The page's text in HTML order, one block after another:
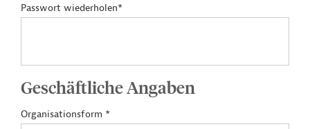
Passwort wiederholen*
Geschäftliche Angaben
Organisationsform *